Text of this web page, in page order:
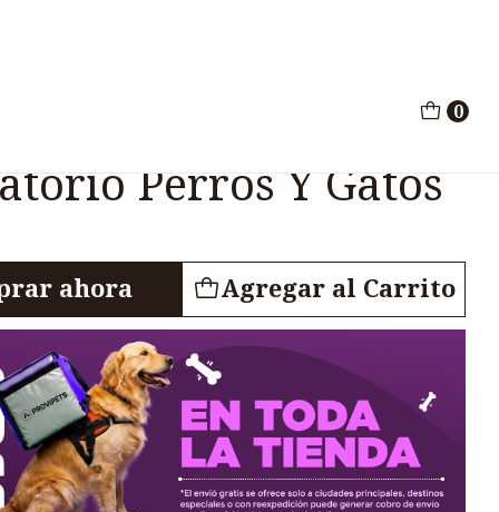
0
Perros Y Gatos
Agregar al Carrito
ahora